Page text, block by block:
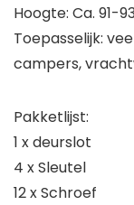
Hoogte: Ca. 91-
Toepasselijk:
campers,
Pakketlijst:
1 x deurslot
4 x Sleutel
12 x Schroef